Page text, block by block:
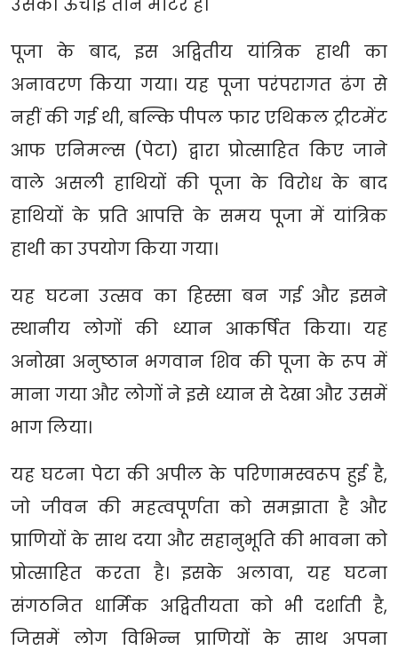
पूजा के बाद, इस अद्वितीय यांत्रिक हाथी का
अनावरण किया गया। यह पूजा परंपरागत ढंग से
नहीं की गई थी, बल्कि पीपल फार एथिकल ट्रीटमेंट
आफ एनिमल्स (पेटा) द्वारा प्रोत्साहित किए जाने
वाले असली हाथियों की पूजा के विरोध के बाद
हाथियों के प्रति आपत्ति के समय पूजा में यांत्रिक
हाथी का उपयोग किया गया।
यह घटना उत्सव का हिस्सा बन गई और इसने
स्थानीय लोगों की ध्यान आकर्षित किया। यह
अनोखा अनुष्ठान भगवान शिव की पूजा के रूप में
माना गया और लोगों ने इसे ध्यान से देखा और उसमें
भाग लिया।
यह घटना पेटा की अपील के परिणामस्वरूप हुई है,
जो जीवन की महत्वपूर्णता को समझाता है और
प्राणियों के साथ दया और सहानुभूति की भावना को
प्रोत्साहित करता है। इसके अलावा, यह घटना
संगठनित धार्मिक अद्वितीयता को भी दर्शाती है,
जिसमें लोग विभिन्न प्राणियों के साथ अपना